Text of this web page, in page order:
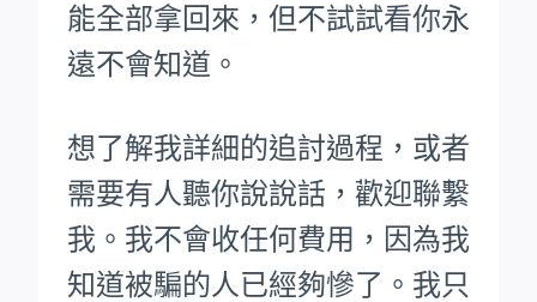
能全部拿回來，但不試試看你永
遠不會知道。
想了解我詳細的追討過程，或者
需要有人聽你說說話，歡迎聯繫
我。我不會收任何費用，因為我
知道被騙的人已經夠慘了。我只